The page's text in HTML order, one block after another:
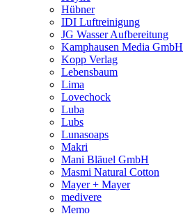
Hübner
IDI Luftreinigung
JG Wasser Aufbereitung
Kamphausen Media GmbH
Kopp Verlag
Lebensbaum
Lima
Lovechock
Luba
Lubs
Lunasoaps
Makri
Mani Bläuel GmbH
Masmi Natural Cotton
Mayer + Mayer
medivere
Memo